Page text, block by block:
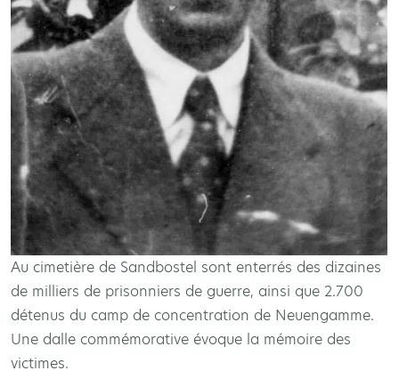
Au cimetière de Sandbostel sont enterrés des dizaines
de milliers de prisonniers de guerre, ainsi que 2.700
détenus du camp de concentration de Neuengamme.
Une dalle commémorative évoque la mémoire des
victimes.